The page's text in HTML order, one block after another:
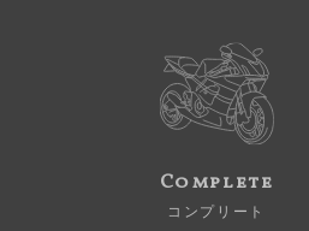
Complete
コンプリート